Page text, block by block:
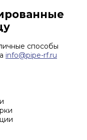
способы
info@pipe-rf.ru